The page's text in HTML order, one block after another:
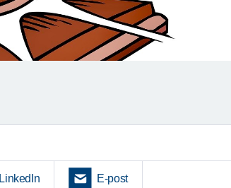
LinkedIn E-post